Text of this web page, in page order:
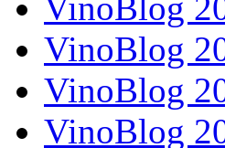
VinoBlog
VinoBlog
VinoBlog
VinoBlog